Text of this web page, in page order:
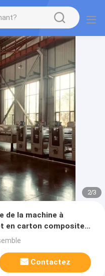
2/3
de la machine à
en carton composite à
Contactez